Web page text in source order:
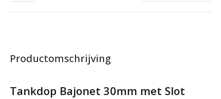
Productomschrijving
Tankdop Bajonet 30mm met Slot